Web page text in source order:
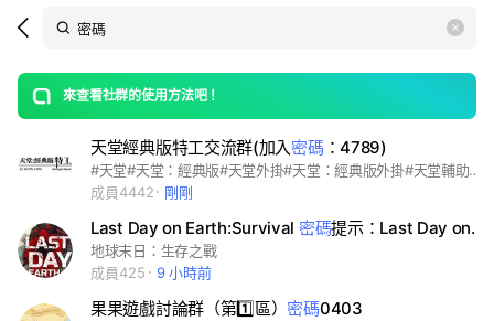
Search
OpenChats
messages
search
area
來查看社群的使用方法吧！
open
天堂經典版特工交流群(加入密碼：4789)
#天堂#天堂：經典版#天堂外掛#天堂：經典版外掛#天堂輔助#天堂腳本#輔助#腳本#外掛#免費外掛
成員4442
剛剛
Last Day on Earth:Survival 密碼提示：Last Day on Xxxxx
地球末日：生存之戰
成員425
9 小時前
果果遊戲討論群（第1️⃣區） 密碼0403